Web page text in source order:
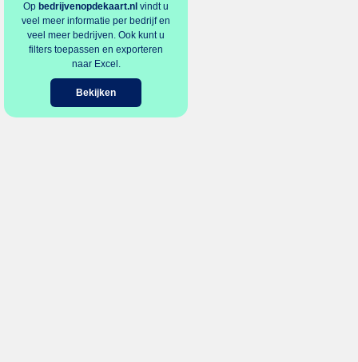
Op bedrijvenopdekaart.nl vindt u
veel meer informatie per bedrijf en
veel meer bedrijven. Ook kunt u
filters toepassen en exporteren
naar Excel.
Bekijken